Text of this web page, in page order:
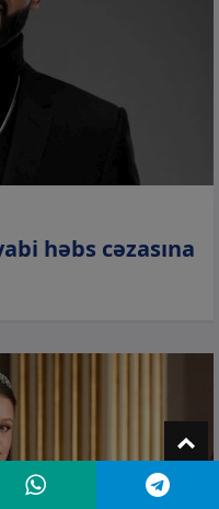
həbs cəzasına